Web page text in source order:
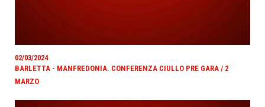
02/03/2024
BARLETTA - MANFREDONIA. CONFERENZA CIULLO PRE GARA / 2
MARZO